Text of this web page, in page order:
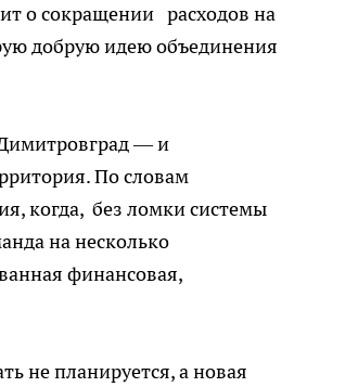
о сокращении расходов на
добрую идею объединения
— и
По словам
когда, без ломки системы
на несколько
финансовая,
не планируется, а новая